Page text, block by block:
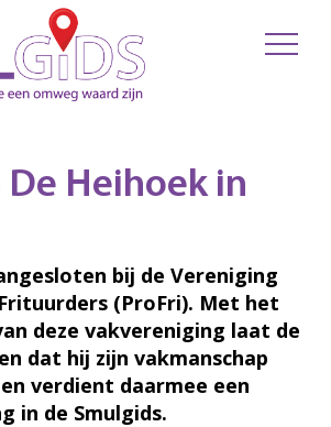
De Heihoek in
bij de Vereniging
(ProFri). Met het
deze vakvereniging laat de
dat hij zijn vakmanschap
verdient daarmee een
in de Smulgids.